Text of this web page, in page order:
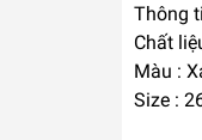
Thông
Chất
Màu :
Size :